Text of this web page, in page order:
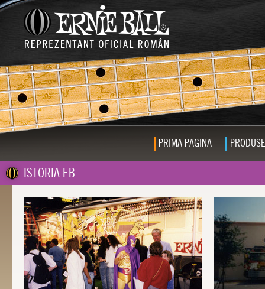
PRIMA PAGINA PRODUSE
ISTORIA EB